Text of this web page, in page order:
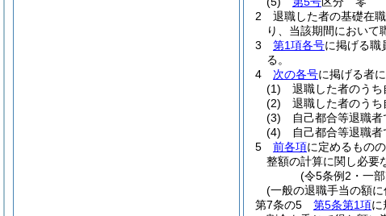
2
退職した者の基礎在
り、当該期間において
3
第1項各号に掲げる職
る。
4
次の各号に掲げる者
(1)
退職した者のう
(2)
退職した者のう
(3)
自己都合等退職
(4)
自己都合等退職
5
前各項に定めるもの
整額の計算に関し必要
(令5条例2・一
(一般の退職手当の額
第7条の5
第5条第1項に